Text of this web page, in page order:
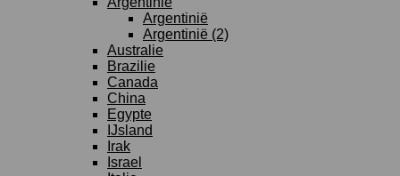
Argentinië
Argentinië (2)
Australie
Brazilie
Canada
China
Egypte
IJsland
Irak
Israel